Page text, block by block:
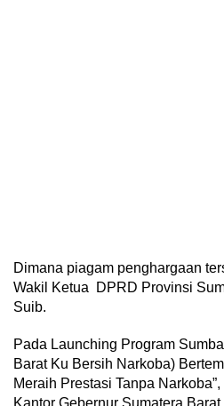
Dimana piagam penghargaan
Wakil Ketua DPRD Provinsi
Suib.
Pada Launching Program
Barat Ku Bersih Narkoba)
Meraih Prestasi Tanpa
Kantor Gebernur Sumatera